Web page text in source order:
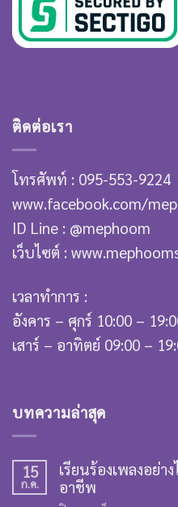
ติดต่อเรา
โทรศัพท์ : 095-553-9224
www.facebook.com/
ID Line : @mephoom
เว็บไซต์ :
เวลาทำการ :
อังคาร – ศุกร์ 10:00 –
เสาร์ – อาทิตย์ 09:00 –
บทความล่าสุด
15
ก.ค.
เรียนร้องเพลงอย่า
อาชีพ